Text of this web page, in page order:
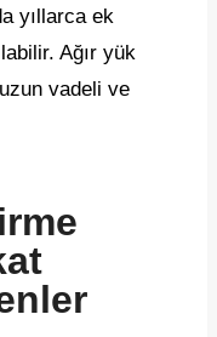
yıllarca ek
Ağır yük
vadeli ve